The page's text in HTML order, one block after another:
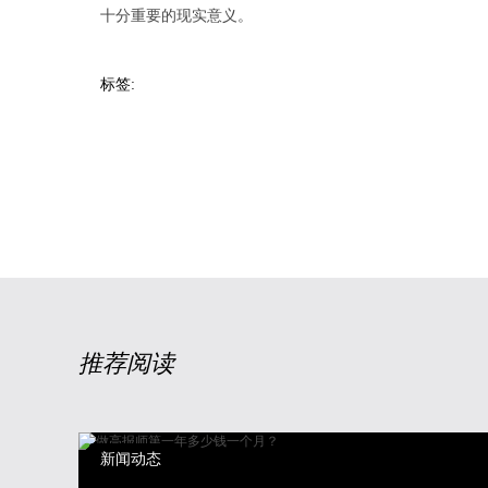
十分重要的现实意义。
标签:
推荐阅读
新闻动态